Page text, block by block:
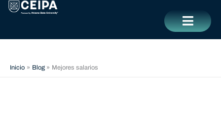
contenido
Inicio Blog Mejores salarios